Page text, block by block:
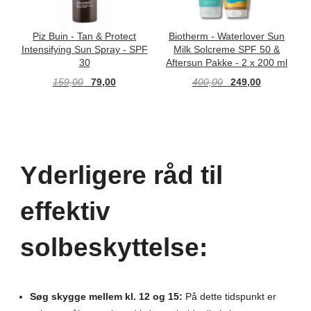
Piz Buin - Tan & Protect
Intensifying Sun Spray - SPF
30
159,00
79,00
Biotherm - Waterlover Sun
Milk Solcreme SPF 50 &
Aftersun Pakke - 2 x 200 ml
400,00
249,00
Yderligere råd til
effektiv
solbeskyttelse:
Søg skygge mellem kl. 12 og 15: På dette tidspunkt er